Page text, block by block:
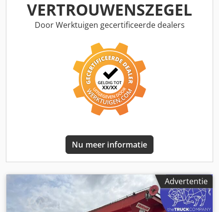
SAF Remmen: Trommelremmen Vering: Luchtvering
Achteras 1: LM velgen; Hefas; Bandenprofiel links: 5 mm;
Bandenprofiel rechts: 3 mm Achteras 2: Bandenprofiel
velgen; Bandenprofiel links: 10 mm; Bandenprofiel rechts:
12 mm Gewichten Leeggewicht: 5.700 kg Laadvermogen:
33.300 kg Toelaatbaar totaalgewicht: 39.000 kg Staat
VERTROUWENSZEGEL
Door Werktuigen gecertificeerde dealers
Nu meer informatie
Advertentie